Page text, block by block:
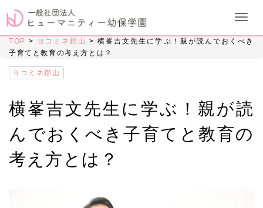
TOP > ヨコミネ郡山 > 横峯吉文先生に学ぶ！親が読んでおくべき
子育てと教育の考え方とは？
ヨコミネ郡山
横峯吉文先生に学ぶ！親が読
んでおくべき子育てと教育の
考え方とは？